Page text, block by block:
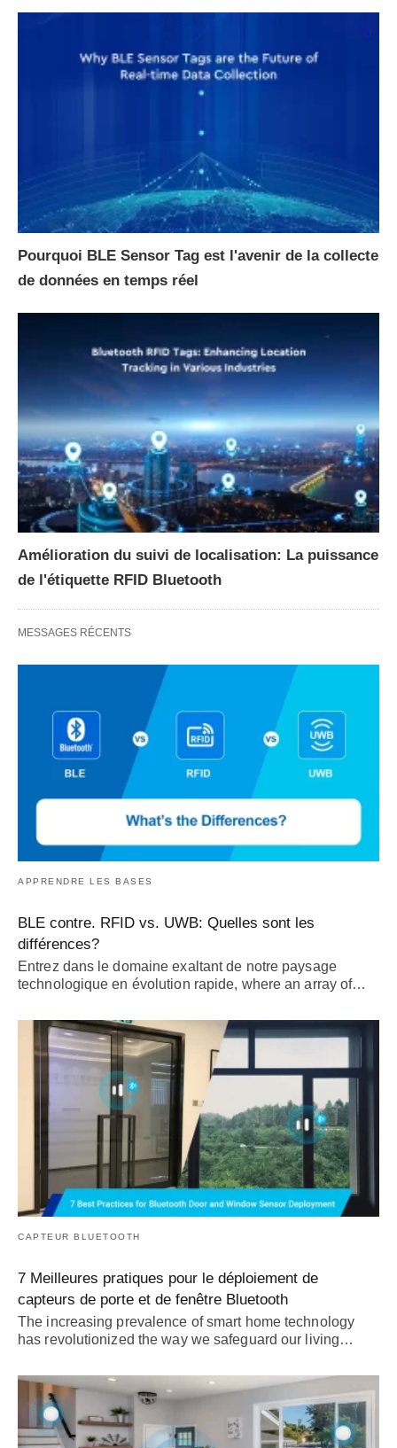
Pourquoi BLE Sensor Tag est l'avenir de la collecte
de données en temps réel
Amélioration du suivi de localisation: La puissance
de l'étiquette RFID Bluetooth
MESSAGES RÉCENTS
APPRENDRE LES BASES
BLE contre. RFID vs. UWB: Quelles sont les
différences?
Entrez dans le domaine exaltant de notre paysage
technologique en évolution rapide, where an array of…
CAPTEUR BLUETOOTH
7 Meilleures pratiques pour le déploiement de
capteurs de porte et de fenêtre Bluetooth
The increasing prevalence of smart home technology
has revolutionized the way we safeguard our living…